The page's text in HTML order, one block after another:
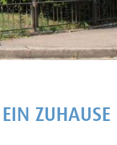
ZUHAUSE